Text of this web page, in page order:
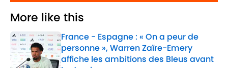
More like this
France - Espagne : « On a peur de
personne », Warren Zaïre-Emery
affiche les ambitions des Bleus avant